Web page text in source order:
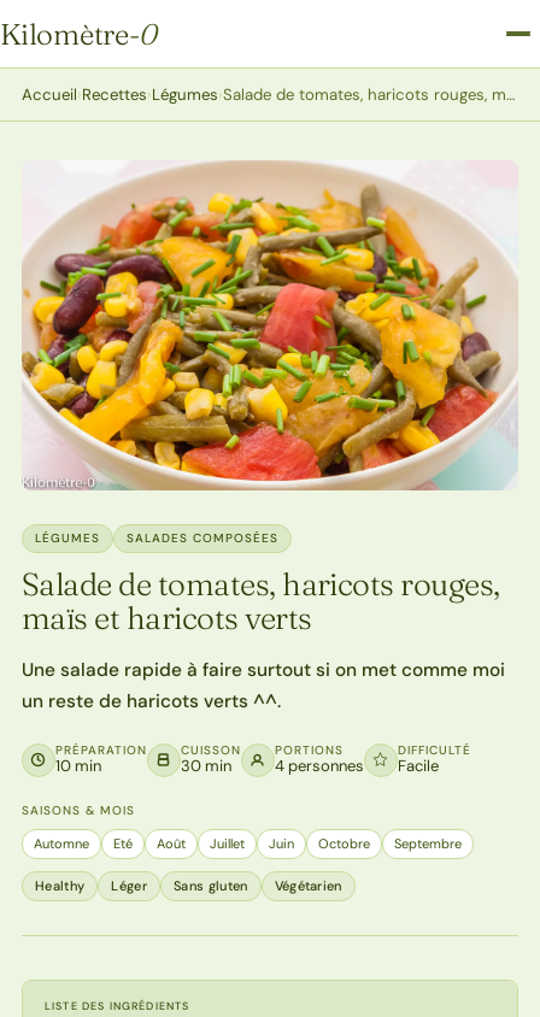
Kilomètre-0
Kilomètre-0
Accueil›Recettes›Légumes› Salade de tomates, haricots rouges, maïs et haricots verts
LÉGUMES SALADES COMPOSÉES
Salade de tomates, haricots rouges,
maïs et haricots verts
Une salade rapide à faire surtout si on met comme moi
un reste de haricots verts ^^.
PRÉPARATION
10 min
CUISSON
30 min
PORTIONS
4 personnes
DIFFICULTÉ
Facile
SAISONS & MOIS
Automne Eté Août Juillet Juin Octobre Septembre
Healthy Léger Sans gluten Végétarien
LISTE DES INGRÉDIENTS